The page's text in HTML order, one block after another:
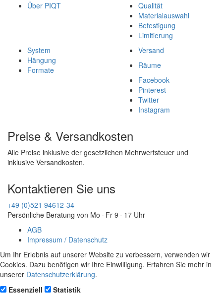
Über PIQT
Qualität
Materialauswahl
Befestigung
Limitierung
System
Hängung
Formate
Versand
Räume
Facebook
Pinterest
Twitter
Instagram
Preise & Versandkosten
Alle Preise inklusive der gesetzlichen Mehrwertsteuer und
inklusive Versandkosten.
Kontaktieren Sie uns
+49 (0)521 94612-34
Persönliche Beratung von Mo - Fr 9 - 17 Uhr
AGB
Impressum / Datenschutz
Um Ihr Erlebnis auf unserer Website zu verbessern, verwenden wir
Cookies. Dazu benötigen wir Ihre Einwilligung. Erfahren Sie mehr in
unserer Datenschutzerklärung.
Essenziell
Statistik